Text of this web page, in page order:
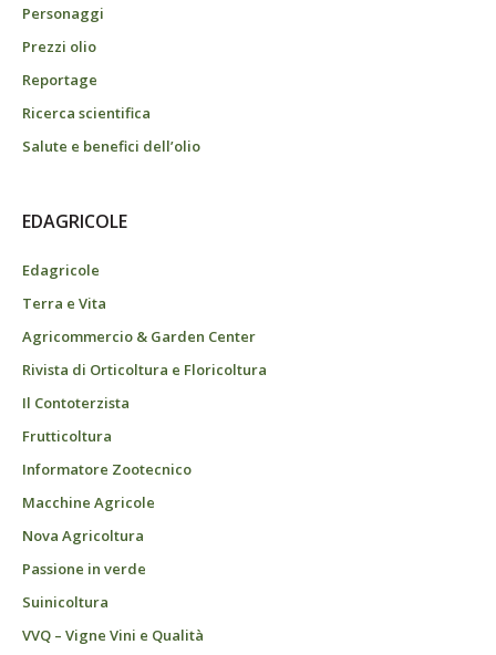
Personaggi
Prezzi olio
Reportage
Ricerca scientifica
Salute e benefici dell’olio
EDAGRICOLE
Edagricole
Terra e Vita
Agricommercio & Garden Center
Rivista di Orticoltura e Floricoltura
Il Contoterzista
Frutticoltura
Informatore Zootecnico
Macchine Agricole
Nova Agricoltura
Passione in verde
Suinicoltura
VVQ – Vigne Vini e Qualità